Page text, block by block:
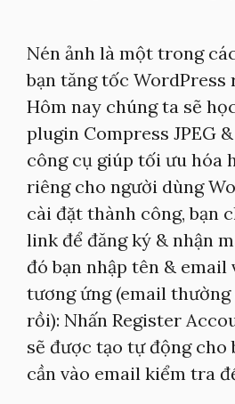
Nén ảnh là một trong
bạn tăng tốc WordPress
Hôm nay chúng ta sẽ
plugin Compress JPEG
công cụ giúp tối ưu hóa
riêng cho người dùng
cài đặt thành công, bạn
link để đăng ký & nhận
đó bạn nhập tên & email
tương ứng (email
rồi): Nhấn Register
sẽ được tạo tự động cho
cần vào email kiểm tra